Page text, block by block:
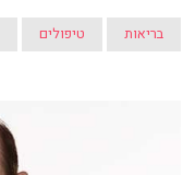
בריאות טיפולים